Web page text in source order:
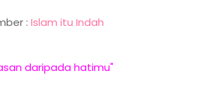
: Islam itu Indah
daripada hatimu"